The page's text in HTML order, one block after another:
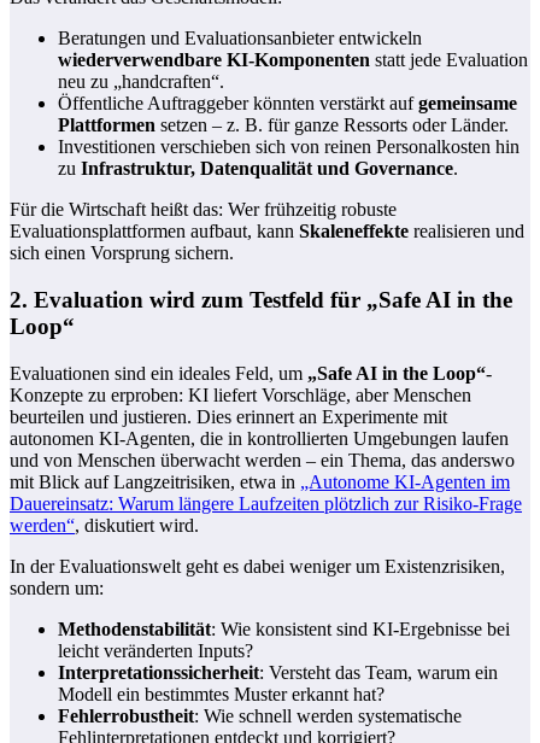
Beratungen und Evaluationsanbieter entwickeln
wiederverwendbare KI-Komponenten statt jede Evaluation
neu zu „handcraften“.
Öffentliche Auftraggeber könnten verstärkt aufgemeinsame
Plattformen setzen – z. B. für ganze Ressorts oder Länder.
Investitionen verschieben sich von reinen Personalkosten hin
zu Infrastruktur, Datenqualität und Governance.
Für die Wirtschaft heißt das: Wer frühzeitig robuste
Evaluationsplattformen aufbaut, kann Skaleneffekte realisieren und
sich einen Vorsprung sichern.
2. Evaluation wird zum Testfeld für „Safe AI in the
Loop“
Evaluationen sind ein ideales Feld, um „Safe AI in the Loop“-
Konzepte zu erproben: KI liefert Vorschläge, aber Menschen
beurteilen und justieren. Dies erinnert an Experimente mit
autonomen KI-Agenten, die in kontrollierten Umgebungen laufen
und von Menschen überwacht werden – ein Thema, das anderswo
mit Blick auf Langzeitrisiken, etwa in „Autonome KI-Agenten im
Dauereinsatz: Warum längere Laufzeiten plötzlich zur Risiko-Frage
werden“, diskutiert wird.
In der Evaluationswelt geht es dabei weniger um Existenzrisiken,
sondern um:
Methodenstabilität: Wie konsistent sind KI-Ergebnisse bei
leicht veränderten Inputs?
Interpretationssicherheit: Versteht das Team, warum ein
Modell ein bestimmtes Muster erkannt hat?
Fehlerrobustheit: Wie schnell werden systematische
Fehlinterpretationen entdeckt und korrigiert?